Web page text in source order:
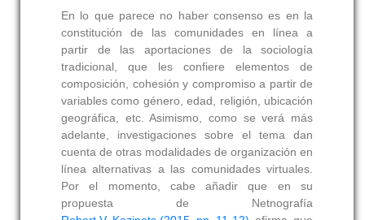
En lo que parece no haber consenso es en la
constitución de las comunidades en línea a
partir de las aportaciones de la sociología
tradicional, que les confiere elementos de
composición, cohesión y compromiso a partir de
variables como género, edad, religión, ubicación
geográfica, etc. Asimismo, como se verá más
adelante, investigaciones sobre el tema dan
cuenta de otras modalidades de organización en
línea alternativas a las comunidades virtuales.
Por el momento, cabe añadir que en su
propuesta de Netnografía